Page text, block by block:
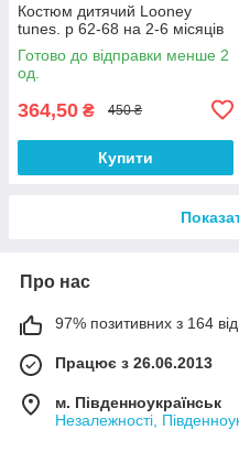
Костюм дитячий Looney
tunes. р 62-68 на 2-6 місяців
Готово до відправки менше 2
од.
364,50 ₴ 450 ₴
Купити
Про нас
97% позитивних з 164
Працює з 26.06.2013
м. Південноукраїнськ
Незалежності,